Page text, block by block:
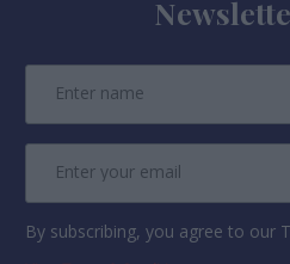
By subscribing, you agree to our